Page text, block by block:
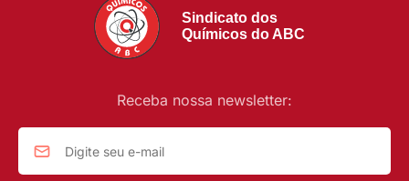
Sindicato dos
Químicos do ABC
Receba nossa newsletter: